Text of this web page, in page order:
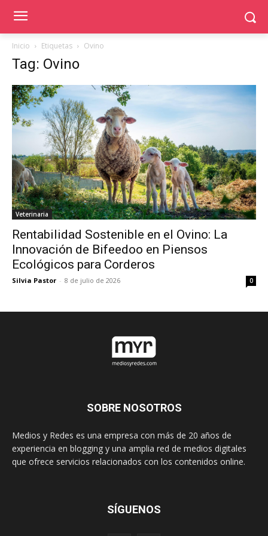
Inicio Etiquetas Ovino
Tag: Ovino
Veterinaria
Rentabilidad Sostenible en el Ovino: La
Innovación de Bifeedoo en Piensos
Ecológicos para Corderos
Silvia Pastor - 8 de julio de 2026 0
SOBRE NOSOTROS
Medios y Redes es una empresa con más de 20 años de
experiencia en blogging y una amplia red de medios digitales
que ofrece servicios relacionados con los contenidos online.
SÍGUENOS